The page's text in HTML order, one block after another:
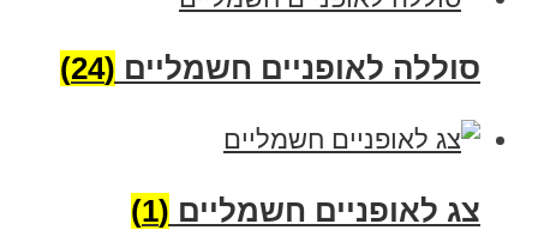
סוללה לאופניים חשמליים (24)
צג לאופניים חשמליים (1)